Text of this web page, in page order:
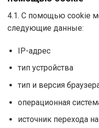
4.1. С помощью cookie
следующие данные:
IP-адрес
тип устройства
тип и версия
операционная
источник перехода